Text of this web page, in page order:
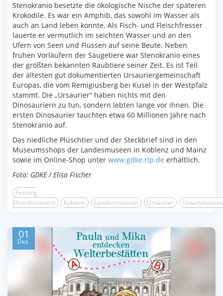
Stenokranio besetzte die ökologische Nische der späteren
Krokodile. Es war ein Amphib, das sowohl im Wasser als
auch an Land leben konnte. Als Fisch- und Fleischfresser
lauerte er vermutlich im seichten Wasser und an den
Ufern von Seen und Flüssen auf seine Beute. Neben
frühen Vorläufern der Säugetiere war Stenokranio eines
der größten bekannten Raubtiere seiner Zeit. Es ist Teil
der ältesten gut dokumentierten Ursauriergemeinschaft
Europas, die vom Remigiusberg bei Kusel in der Westpfalz
stammt. Die „Ursaurier“ haben nichts mit den
Dinosauriern zu tun, sondern lebten lange vor ihnen. Die
ersten Dinosaurier tauchten etwa 60 Millionen Jahre nach
Stenokranio auf.
Das niedliche Plüschtier und der Steckbrief sind in den
Museumsshops der Landesmuseen in Koblenz und Mainz
sowie im Online-Shop unter www.gdke.rlp.de erhältlich.
Foto: GDKE / Elisa Fischer
Festung
Ehrenbreitstein
Koblenz Landesmuseum Ursaurier
01
Dez.